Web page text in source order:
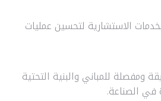
الاستشارية لتحسين عمليات
ومفصلة للمباني والبنية التحتية
في الصناعة.